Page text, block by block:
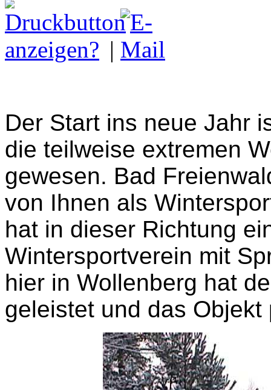
|
Der Start ins neue Jahr
die teilweise extremen
gewesen. Bad
von Ihnen als
hat in dieser Richtung
Wintersportverein mit
hier in Wollenberg hat
geleistet und das